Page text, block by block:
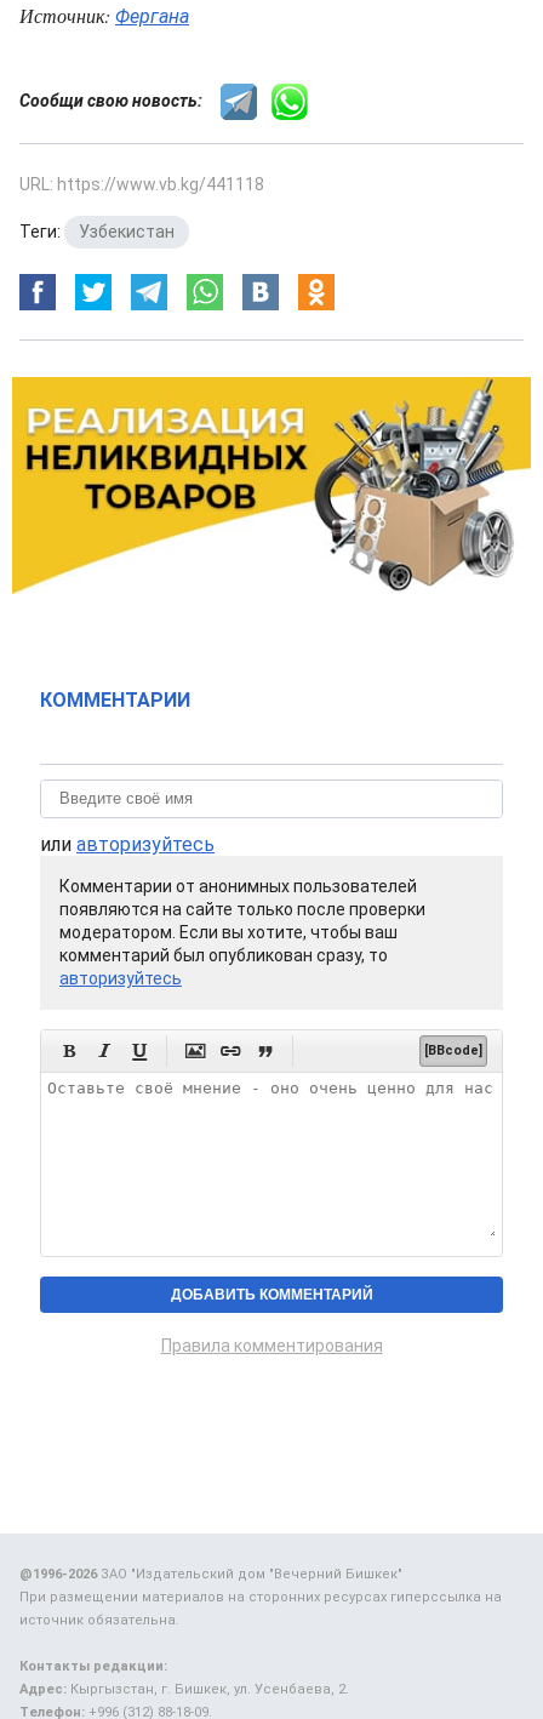
Источник: Фергана
Сообщи свою новость:
URL: https://www.vb.kg/441118
Теги: Узбекистан
КОММЕНТАРИИ
или авторизуйтесь
Комментарии от анонимных пользователей
появляются на сайте только после проверки
модератором. Если вы хотите, чтобы ваш
комментарий был опубликован сразу, то
авторизуйтесь
      [BBcode]
Правила комментирования
@1996-2026ЗАО "Издательский дом "Вечерний Бишкек"
При размещении материалов на сторонних ресурсах гиперссылка на
источник обязательна.
Контакты редакции:
Адрес: Кыргызстан, г. Бишкек, ул. Усенбаева, 2.
Телефон: +996 (312) 88-18-09.